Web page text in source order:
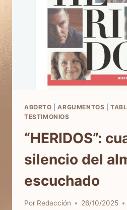
ABORTO |ARGUMENTOS |
TESTIMONIOS
“HERIDOS”:
silencio del
escuchado
Por Redacción 26/10/2025